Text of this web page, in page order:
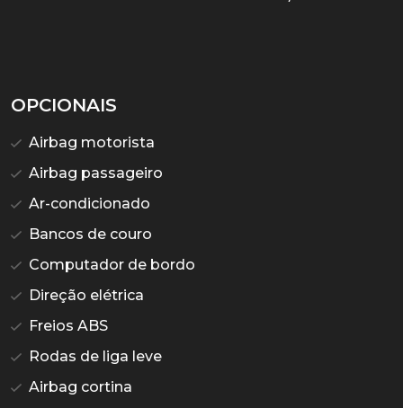
OPCIONAIS
Airbag motorista
Airbag passageiro
Ar-condicionado
Bancos de couro
Computador de bordo
Direção elétrica
Freios ABS
Rodas de liga leve
Airbag cortina